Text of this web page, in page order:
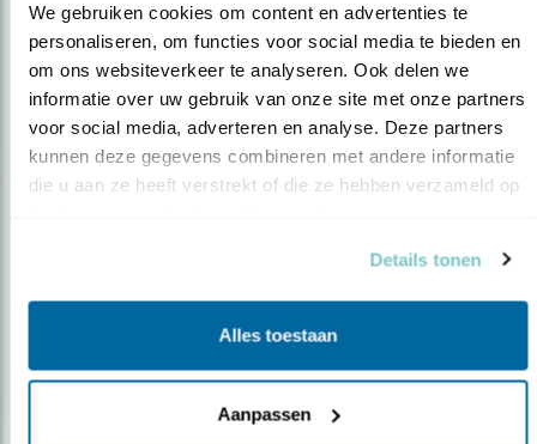
We gebruiken cookies om content en advertenties te
personaliseren, om functies voor social media te bieden en
om ons websiteverkeer te analyseren. Ook delen we
informatie over uw gebruik van onze site met onze partners
voor social media, adverteren en analyse. Deze partners
kunnen deze gegevens combineren met andere informatie
die u aan ze heeft verstrekt of die ze hebben verzameld op
Details tonen
Alles toestaan
Aanpassen
Op de hoogte blijven?
over vogels en activiteiten van Vogelbescherming.
AANMELDEN VOGELNIEUWS